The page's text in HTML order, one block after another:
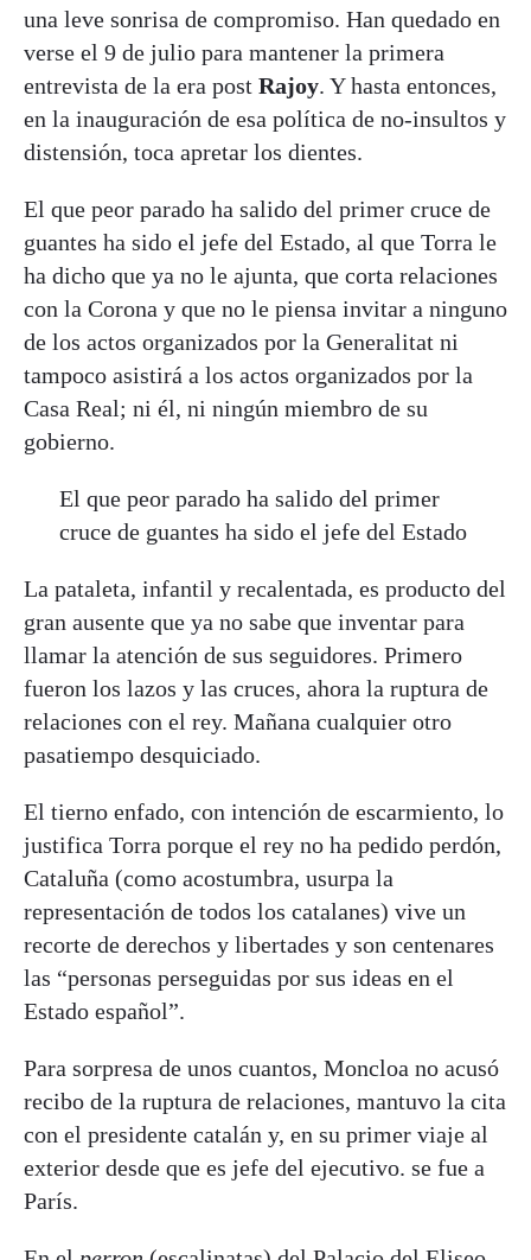
una leve sonrisa de compromiso. Han quedado en
verse el 9 de julio para mantener la primera
entrevista de la era post Rajoy. Y hasta entonces,
en la inauguración de esa política de no-insultos y
distensión, toca apretar los dientes.
El que peor parado ha salido del primer cruce de
guantes ha sido el jefe del Estado, al que Torra le
ha dicho que ya no le ajunta, que corta relaciones
con la Corona y que no le piensa invitar a ninguno
de los actos organizados por la Generalitat ni
tampoco asistirá a los actos organizados por la
Casa Real; ni él, ni ningún miembro de su
gobierno.
El que peor parado ha salido del primer
cruce de guantes ha sido el jefe del Estado
La pataleta, infantil y recalentada, es producto del
gran ausente que ya no sabe que inventar para
llamar la atención de sus seguidores. Primero
fueron los lazos y las cruces, ahora la ruptura de
relaciones con el rey. Mañana cualquier otro
pasatiempo desquiciado.
El tierno enfado, con intención de escarmiento, lo
justifica Torra porque el rey no ha pedido perdón,
Cataluña (como acostumbra, usurpa la
representación de todos los catalanes) vive un
recorte de derechos y libertades y son centenares
las “personas perseguidas por sus ideas en el
Estado español”.
Para sorpresa de unos cuantos, Moncloa no acusó
recibo de la ruptura de relaciones, mantuvo la cita
con el presidente catalán y, en su primer viaje al
exterior desde que es jefe del ejecutivo. se fue a
París.